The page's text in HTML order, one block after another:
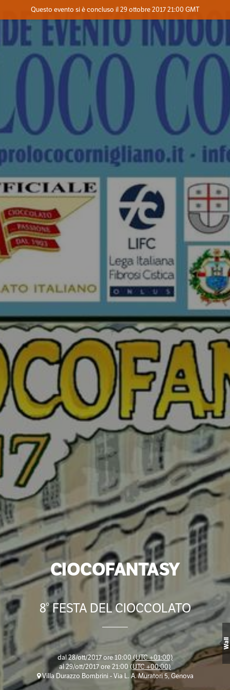
Dove
Contatta l'organizzatore
INFO
Questo evento si è concluso il 29 ottobre 2017 21:00 GMT
CIOCOFANTASY
8° FESTA DEL CIOCCOLATO
dal28/ott/2017 ore 10:00 (UTC +01:00)
al29/ott/2017 ore 21:00(UTC +00:00)
Villa Durazzo Bombrini - Via L. A. Muratori 5, Genova
Wall